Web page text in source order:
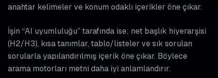
anahtar kelimeler ve konum odaklı içerikler öne çıkar.
İşin “AI uyumluluğu” tarafında ise; net başlık hiyerarşisi
(H2/H3), kısa tanımlar, tablo/listeler ve sık sorulan
sorularla yapılandırılmış içerik öne çıkar. Böylece
arama motorları metni daha iyi anlamlandırır.